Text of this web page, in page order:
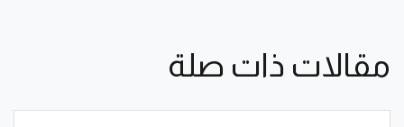
مقالات ذات صلة